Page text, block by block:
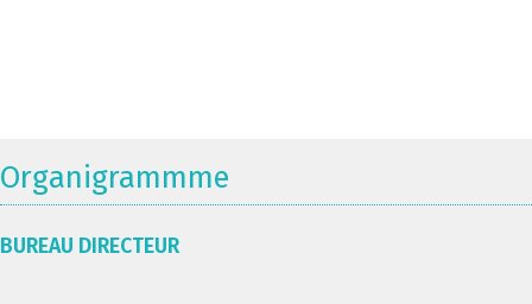
Organigrammme
BUREAU DIRECTEUR